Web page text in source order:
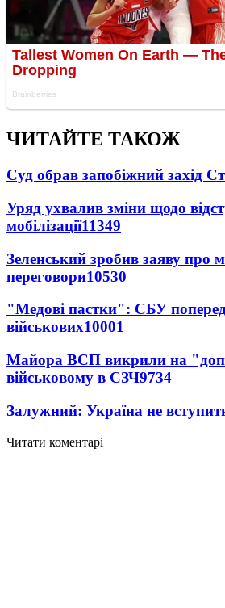
ЧИТАЙТЕ ТАКОЖ
Суд обрав запобіжний захід
Уряд ухвалив зміни щодо
мобілізації11349
Зеленський зробив заяву про
переговори10530
"Медові пастки": СБУ
військових10001
Майора ВСП викрили на
військовому в СЗЧ9734
Залужний: Україна не
Читати коментарі